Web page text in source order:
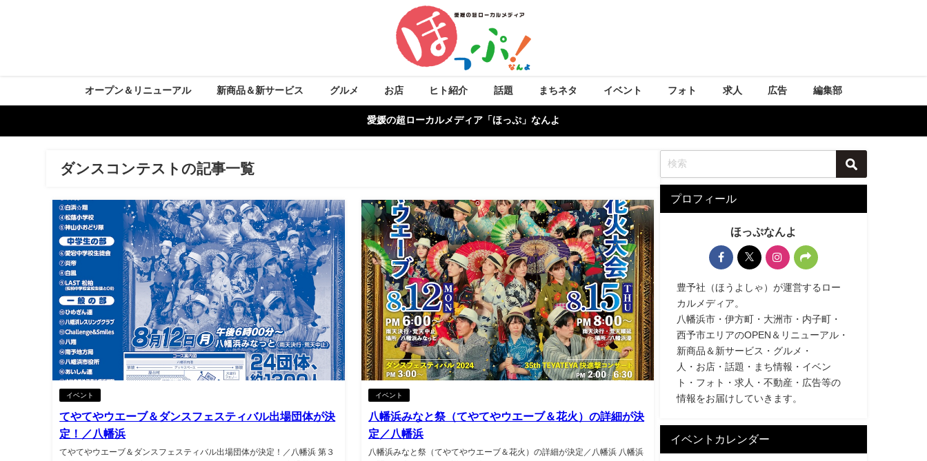
オープン＆リニューアル 新商品＆新サービス グルメ お店 ヒト紹介 話題 まちネタ イベント フォト 求人 広告 編集部
愛媛の超ローカルメディア「ほっぷ」なんよ
ダンスコンテストの記事一覧
イベント
てやてやウエーブ＆ダンスフェスティバル出場団体が決
定！／八幡浜
てやてやウエーブ＆ダンスフェスティバル出場団体が決定！／八幡浜 第３
イベント
八幡浜みなと祭（てやてやウエーブ＆花火）の詳細が決
定／八幡浜
八幡浜みなと祭（てやてやウエーブ＆花火）の詳細が決定／八幡浜 八幡浜
プロフィール
ほっぷなんよ
豊予社（ほうよしゃ）が運営するロー
カルメディア。
八幡浜市・伊方町・大洲市・内子町・
西予市エリアのOPEN＆リニューアル・
新商品＆新サービス・グルメ・
人・お店・話題・まち情報・イベン
ト・フォト・求人・不動産・広告等の
情報をお届けしていきます。
イベントカレンダー